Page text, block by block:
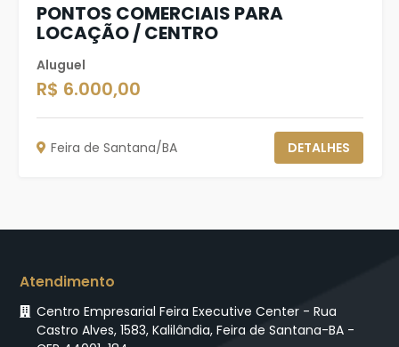
PONTOS COMERCIAIS PARA
LOCAÇÃO / CENTRO
Aluguel
R$ 6.000,00
Feira de Santana/BA DETALHES
Atendimento
Centro Empresarial Feira Executive Center - Rua
Castro Alves, 1583, Kalilândia, Feira de Santana-BA -